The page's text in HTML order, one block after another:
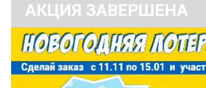
АКЦИЯ ЗАВЕРШЕНА